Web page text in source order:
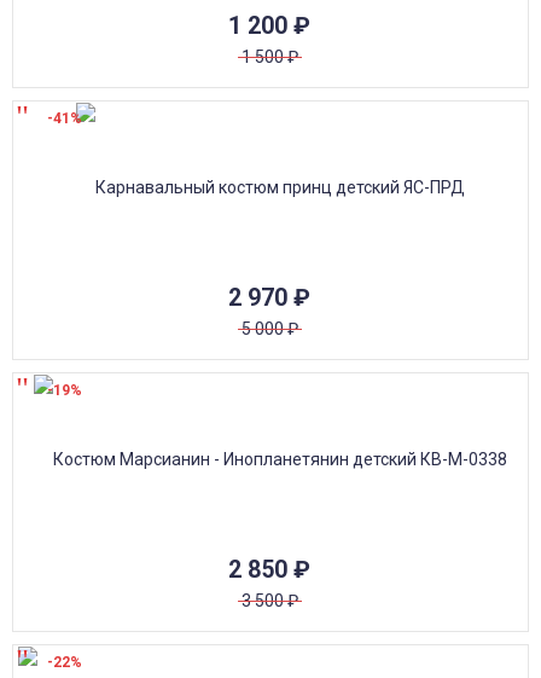
1 200 ₽
1 500₽
2 970 ₽
5 000₽
-41%
2 850 ₽
3 500₽
-19%
-22%